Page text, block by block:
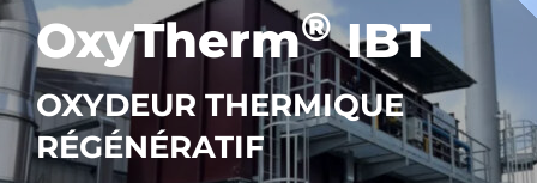
OxyTherm®IBT
OXYDEUR THERMIQUE
RÉGÉNÉRATIF